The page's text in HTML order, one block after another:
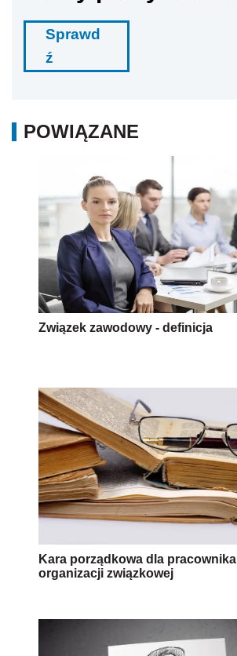
Sprawd
ź
POWIĄZANE
Związek zawodowy - definicja
Kara porządkowa dla pracownika
organizacji związkowej